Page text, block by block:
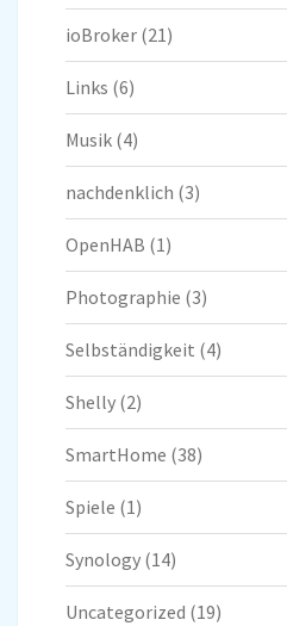
ioBroker (21)
Links (6)
Musik (4)
nachdenklich (3)
OpenHAB (1)
Photographie (3)
Selbständigkeit (4)
Shelly (2)
SmartHome (38)
Spiele (1)
Synology (14)
Uncategorized (19)